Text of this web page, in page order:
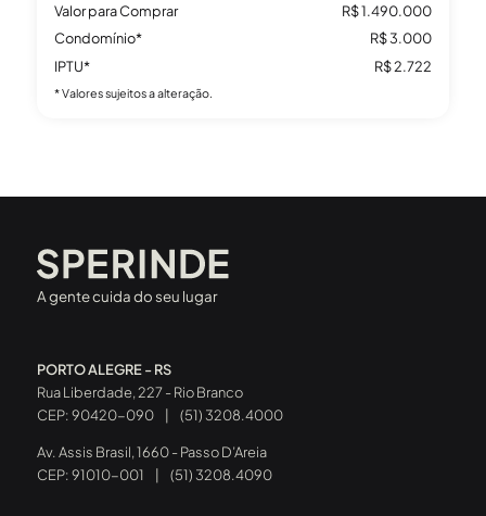
Valor para Comprar
R$ 1.490.000
Condomínio*
R$ 3.000
IPTU*
R$ 2.722
* Valores sujeitos a alteração.
A gente cuida do seu lugar
PORTO ALEGRE - RS
Rua Liberdade, 227 - Rio Branco
CEP: 90420-090
(51) 3208.4000
Av. Assis Brasil, 1660 - Passo D’Areia
CEP: 91010-001
(51) 3208.4090